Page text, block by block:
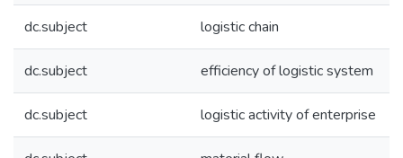
dc.subject logistic chain
dc.subject efficiency of logistic system
dc.subject logistic activity of enterprise